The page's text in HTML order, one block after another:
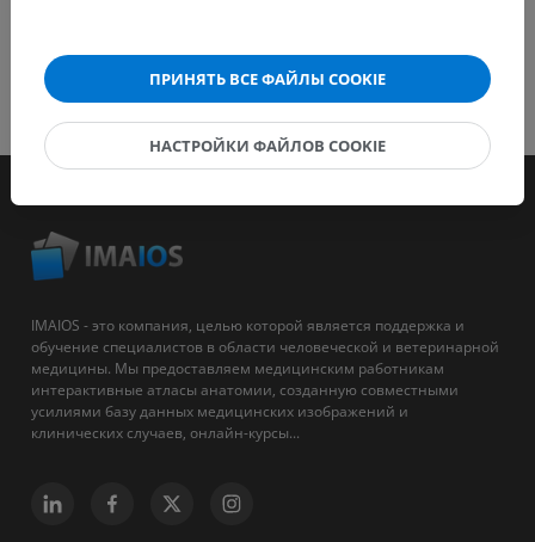
IMAIOS - это компания, целью которой является поддержка и
обучение специалистов в области человеческой и ветеринарной
медицины. Мы предоставляем медицинским работникам
интерактивные атласы анатомии, созданную совместными
усилиями базу данных медицинских изображений и
клинических случаев, онлайн-курсы...
ПРИНЯТЬ ВСЕ ФАЙЛЫ COOKIE
НАСТРОЙКИ ФАЙЛОВ COOKIE